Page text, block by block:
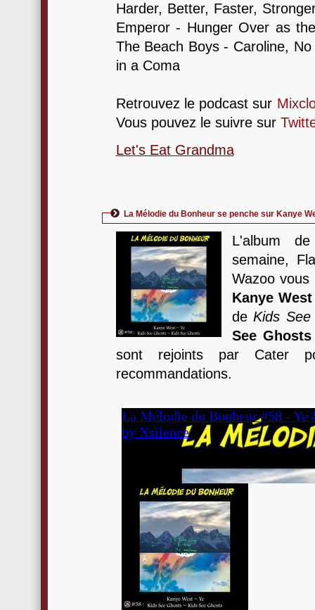
Harder, Better, Faster,
Emperor - Hunger Over as
The Beach Boys - Caroline,
in a Coma
Retrouvez le podcast sur
Vous pouvez le suivre sur
Let's Eat Grandma
La Mélodie du Bonheur se penche sur Kanye
L'album
semaine,
Wazoo
Kanye West
de Kids See
See Ghosts
sont rejoints par Cater
recommandations.